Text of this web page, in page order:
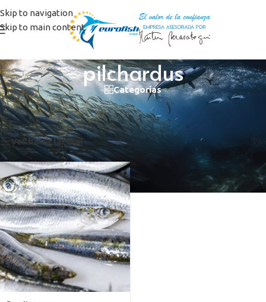
Skip to navigation
Skip to main content
pilchardus
Categorías
Inicio/Productos etiquetados “pilchardus”
Mostrando el único resultado
Ver barra lateral